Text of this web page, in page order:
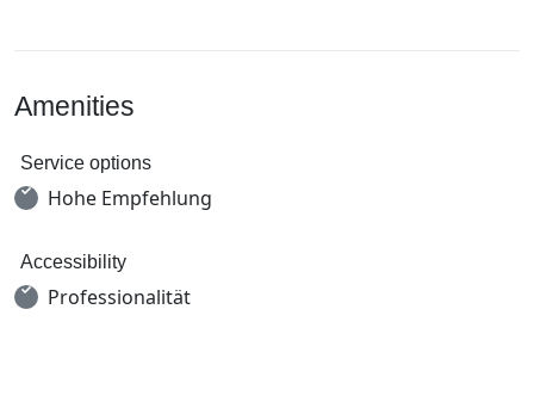
Amenities
Service options
Hohe Empfehlung
Accessibility
Professionalität